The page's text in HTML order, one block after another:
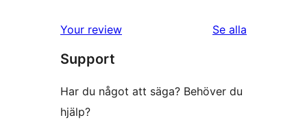
recensioner
stjärniga
recensioner
Your review Se alla
Support
Har du något att säga? Behöver du
hjälp?